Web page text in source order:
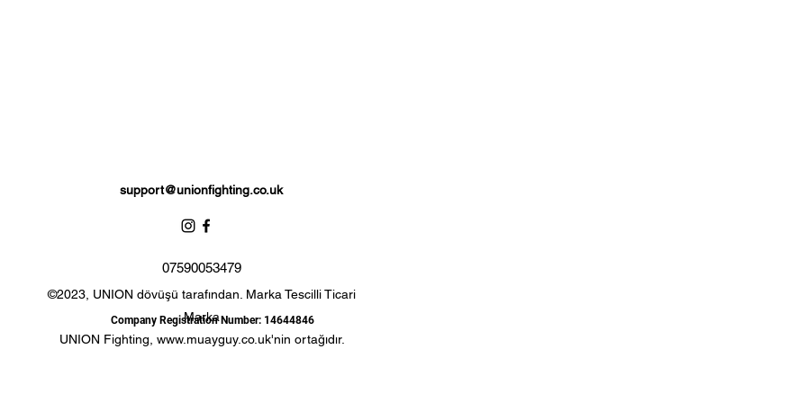
support@unionfighting.co.uk
07590053479
©2023, UNION dövüşü tarafından. Marka Tescilli Ticari
Marka
UNION Fighting, www.muayguy.co.uk'nin ortağıdır.
Company Registration Number: 14644846